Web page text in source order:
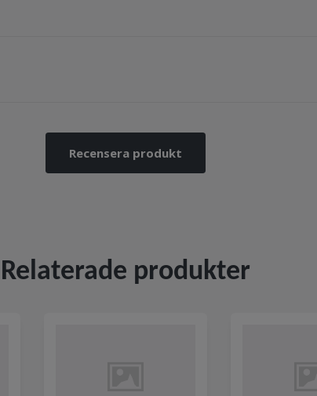
Recensera produkt
Relaterade produkter